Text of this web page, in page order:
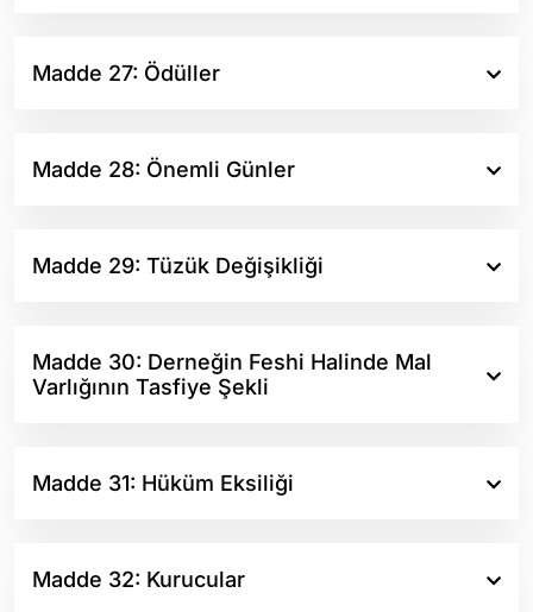
Madde 27: Ödüller
Madde 28: Önemli Günler
Madde 29: Tüzük Değişikliği
Madde 30: Derneğin Feshi Halinde Mal
Varlığının Tasfiye Şekli
Madde 31: Hüküm Eksiliği
Madde 32: Kurucular